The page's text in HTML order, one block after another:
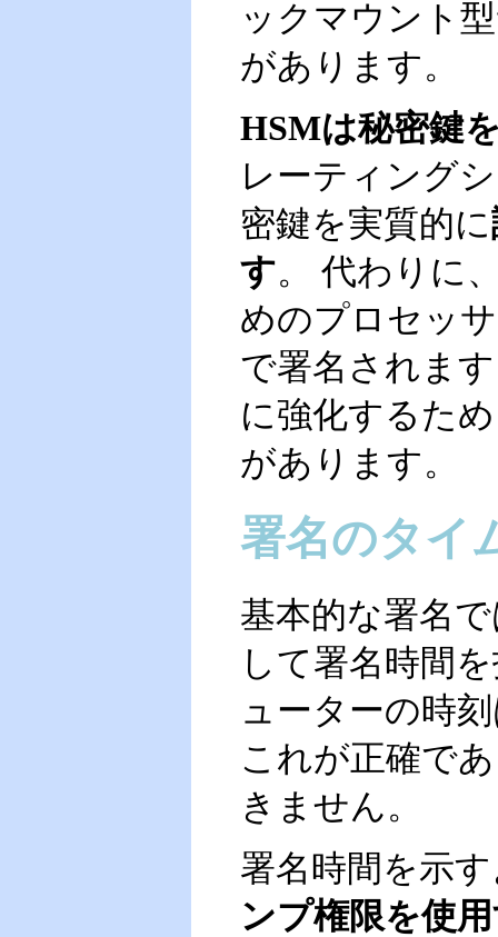
ックマウント
があります。
HSMは秘密鍵
レーティング
密鍵を実質的に
す。 代わりに
めのプロセッ
で署名されま
に強化するた
があります。
署名のタイ
基本的な署名
して署名時間
ューターの時
これが正確で
きません。
署名時間を示
ンプ権限を使